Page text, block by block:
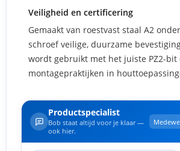
Veiligheid en certificering
Gemaakt van roestvast staal A2
schroef veilige, duurzame
wordt gebruikt met het juiste PZ2-bit
montagepraktijken in
Productspecialist
Bob staat altijd voor je klaar —
ook hier.